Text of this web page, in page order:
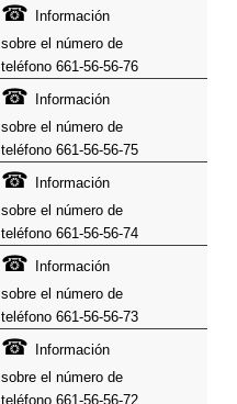
☎
Información
sobre el número de
teléfono 661-56-56-76
☎
Información
sobre el número de
teléfono 661-56-56-75
☎
Información
sobre el número de
teléfono 661-56-56-74
☎
Información
sobre el número de
teléfono 661-56-56-73
☎
Información
sobre el número de
teléfono 661-56-56-72